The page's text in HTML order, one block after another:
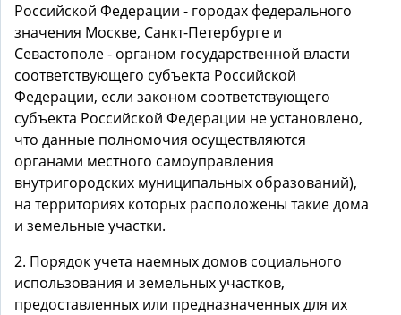
Российской Федерации - городах федерального
значения Москве, Санкт-Петербурге и
Севастополе - органом государственной власти
соответствующего субъекта Российской
Федерации, если законом соответствующего
субъекта Российской Федерации не установлено,
что данные полномочия осуществляются
органами местного самоуправления
внутригородских муниципальных образований),
на территориях которых расположены такие дома
и земельные участки.
2. Порядок учета наемных домов социального
использования и земельных участков,
предоставленных или предназначенных для их